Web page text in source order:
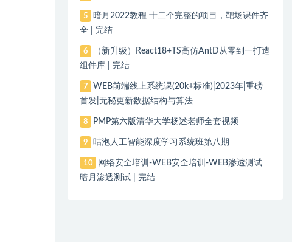
5
暗月2022教程 十二个完整的项目，靶场课件齐
全 | 完结
6
（新升级）React18+TS高仿AntD从零到一打造
组件库 | 完结
7
WEB前端线上系统课(20k+标准)|2023年|重磅
首发|无秘更新数据结构与算法
8 PMP第六版清华大学杨述老师全套视频
9 咕泡人工智能深度学习系统班第八期
10
网络安全培训-WEB安全培训-WEB渗透测试
暗月渗透测试 | 完结